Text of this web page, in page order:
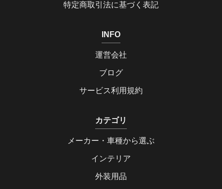
特定商取引法に基づく表記
INFO
運営会社
ブログ
サービス利用規約
カテゴリ
メーカー・車種から選ぶ
インテリア
外装用品